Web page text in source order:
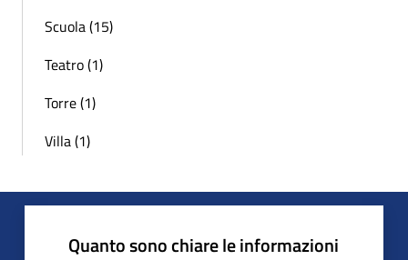
Scuola (15)
Teatro (1)
Torre (1)
Villa (1)
Quanto sono chiare le informazioni